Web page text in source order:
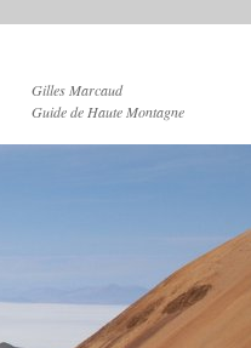
Gilles Marcaud
Guide de Haute Montagne